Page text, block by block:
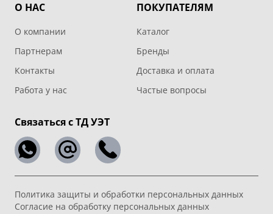
О НАС
О компании
Партнерам
Контакты
Работа у нас
ПОКУПАТЕЛЯМ
Каталог
Бренды
Доставка и оплата
Частые вопросы
Связаться с ТД УЭТ
Политика защиты и обработки персональных данных
Согласие на обработку персональных данных